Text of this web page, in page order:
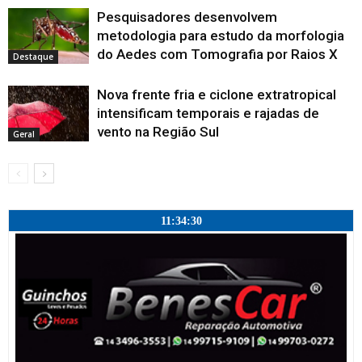
Destaque
Pesquisadores desenvolvem
metodologia para estudo da morfologia
do Aedes com Tomografia por Raios X
Geral
Nova frente fria e ciclone extratropical
intensificam temporais e rajadas de
vento na Região Sul
11:34:31